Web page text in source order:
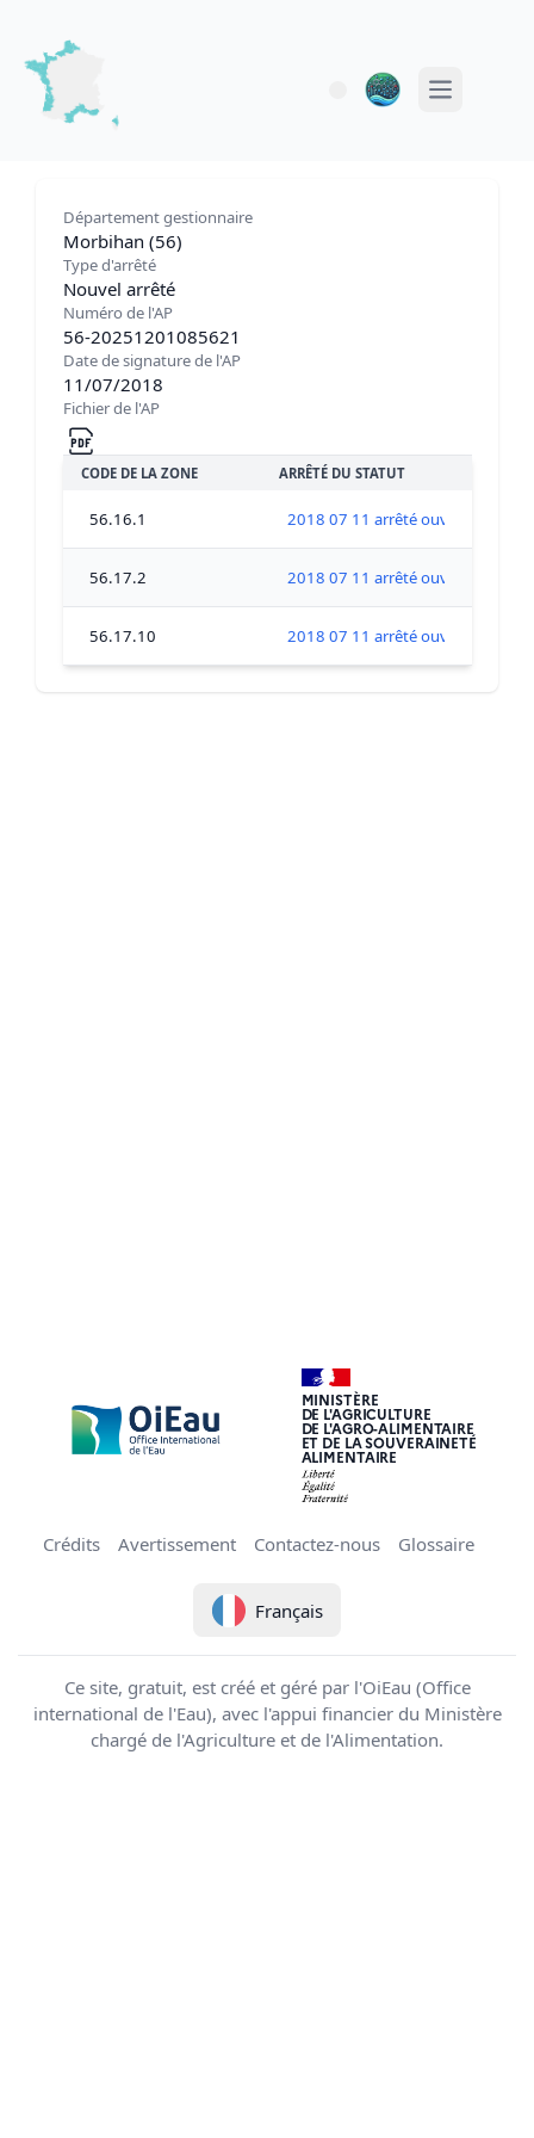
Open main
Département gestionnaire
Morbihan (56)
Type d'arrêté
Nouvel arrêté
Numéro de l'AP
56-20251201085621
Date de signature de l'AP
11/07/2018
Fichier de l'AP
CODE DE LA ZONE ARRÊTÉ DU STATUT
56.16.1 2018 07 11 arrêté ouverture
56.17.2 2018 07 11 arrêté ouverture
56.17.10 2018 07 11 arrêté ouverture
MINISTÈRE
DE L'AGRICULTURE
DE L'AGRO-ALIMENTAIRE
ET DE LA SOUVERAINETÉ
ALIMENTAIRE
Crédits Avertissement Contactez-nous Glossaire
Français
Ce site, gratuit, est créé et géré par l'OiEau (Office
international de l'Eau), avec l'appui financier du Ministère
chargé de l'Agriculture et de l'Alimentation.